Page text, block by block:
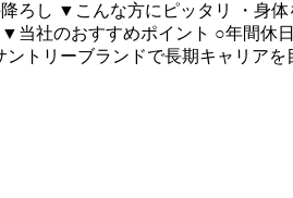
し ▼こんな方にピッタリ ・身体
当社のおすすめポイント ○年間
トリーブランドで長期キャリアを